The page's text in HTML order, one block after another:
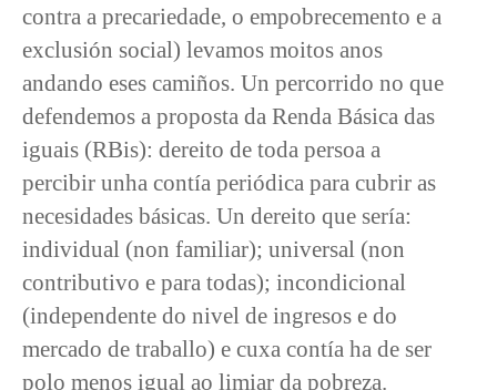
contra a precariedade, o empobrecemento e a
exclusión social) levamos moitos anos
andando eses camiños. Un percorrido no que
defendemos a proposta da Renda Básica das
iguais (RBis): dereito de toda persoa a
percibir unha contía periódica para cubrir as
necesidades básicas. Un dereito que sería:
individual (non familiar); universal (non
contributivo e para todas); incondicional
(independente do nivel de ingresos e do
mercado de traballo) e cuxa contía ha de ser
polo menos igual ao limiar da pobreza.